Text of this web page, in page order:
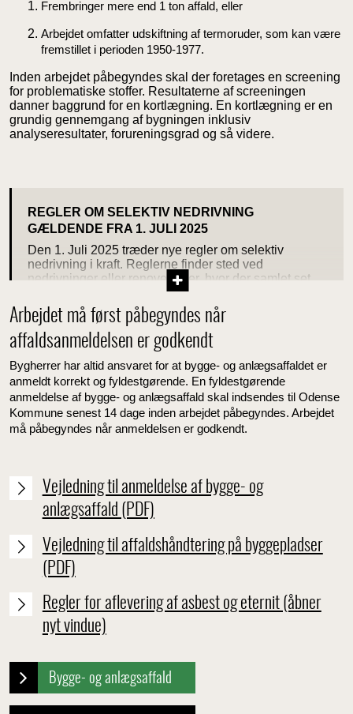
Frembringer mere end 1 ton affald, eller
Arbejdet omfatter udskiftning af termoruder, som kan være
fremstillet i perioden 1950-1977.
Inden arbejdet påbegyndes skal der foretages en screening
for problematiske stoffer. Resultaterne af screeningen
danner baggrund for en kortlægning. En kortlægning er en
grundig gennemgang af bygningen inklusiv
analyseresultater, forureningsgrad og så videre.
REGLER OM SELEKTIV NEDRIVNING
GÆLDENDE FRA 1. JULI 2025
Den 1. Juli 2025 træder nye regler om selektiv
nedrivning i kraft. Reglerne finder sted ved
nedrivninger eller renoveringer, hvor der samlet set
etageareal.
Klik her, for at læse mere om reglerne for selektiv
nedrivning på Miljøstyrelsens hjemmeside (åbner nyt
vindue).
Arbejdet må først påbegyndes når
affaldsanmeldelsen er godkendt
Bygherrer har altid ansvaret for at bygge- og anlægsaffaldet er
anmeldt korrekt og fyldestgørende. En fyldestgørende
anmeldelse af bygge- og anlægsaffald skal indsendes til Odense
Kommune senest 14 dage inden arbejdet påbegyndes. Arbejdet
må påbegyndes når anmeldelsen er godkendt.
Vejledning til anmeldelse af bygge- og
anlægsaffald (PDF)
Vejledning til affaldshåndtering på byggepladser
(PDF)
Regler for aflevering af asbest og eternit (åbner
nyt vindue)
Bygge- og anlægsaffald